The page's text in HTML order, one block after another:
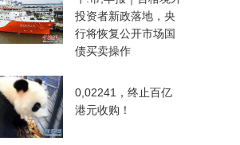
投资者新政落地，央
行将恢复公开市场国
债买卖操作
0,02241，终止百亿
港元收购！